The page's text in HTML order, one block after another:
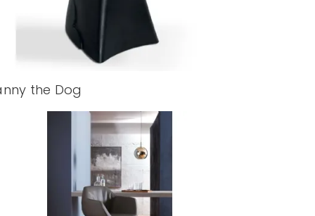
the Dog